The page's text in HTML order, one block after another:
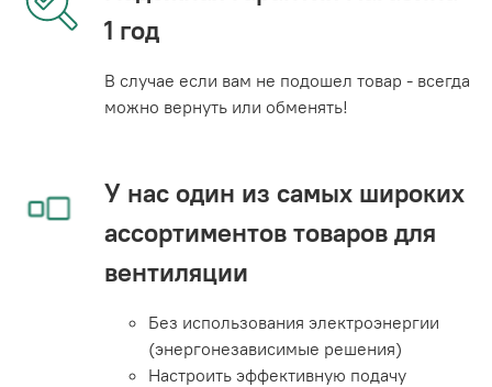
1 год
В случае если вам не подошел товар - всегда
можно вернуть или обменять!
У нас один из самых широких
ассортиментов товаров для
вентиляции
Без использования электроэнергии
(энергонезависимые решения)
Настроить эффективную подачу